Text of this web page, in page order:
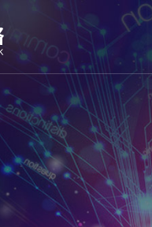
高端网站
网站建设
最新签约
02
服务
高端网站定制
微信定制